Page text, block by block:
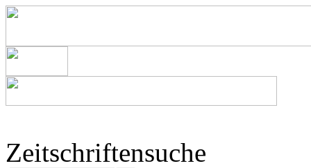
Zeitschriftensuche